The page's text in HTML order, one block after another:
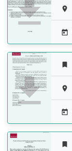
 





